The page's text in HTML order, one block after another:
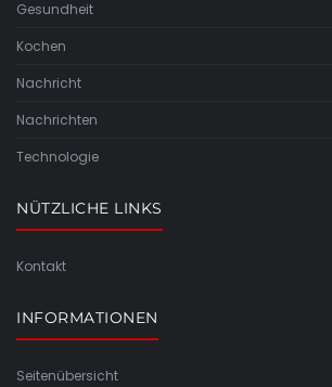
Gesundheit
Kochen
Nachricht
Nachrichten
Technologie
NÜTZLICHE LINKS
Kontakt
INFORMATIONEN
Seitenübersicht